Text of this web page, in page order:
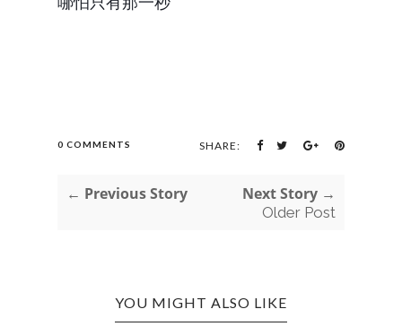
0 COMMENTS SHARE:
← Previous Story Next Story →
Older Post
YOU MIGHT ALSO LIKE